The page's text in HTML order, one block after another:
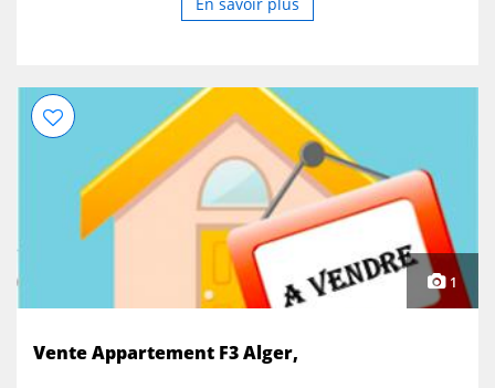
1
Vente Appartement F3 Alger,